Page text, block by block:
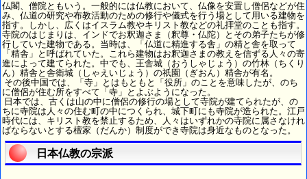
仏閣、僧院ともいう。一般的には仏教において、仏像を安置し僧侶などが住
み、仏道の研究や布教活動のための修行や儀式を行う場として用いる建物を
指す。しかし、広くはイスラム教やキリスト教などの礼拝堂のことも指す。
寺院のはじまりは、インドでお釈迦さま（釈尊・仏陀）とその弟子たちが修
行していた建物である。当時は、「仏道に精進する舎」の精と舎を取って
「精舎」と呼ばれていた。これら建物はお釈迦さまの教えを信ずる人々の寄
進によって建てられた。中でも、王舎城（おうしゃじょう）の竹林（ちくり
ん）精舎と舎衛城（しゃえいじょう）の祇園（ぎおん）精舎が有名。
その後中国では、「寺」とはもともと「役所」のことを意味したが、のち
に僧侶が住む所をすべて「寺」とよぶようになった。
日本では、古くは山の中に僧侶の修行の場として寺院が建てられたが、の
ちに寺院は人々の住む町の中につくられ、城下町にも寺院が造られた。江戸
時代には、キリスト教を禁止するため、人々はいずれかの寺院に属さなけれ
ばならないとする檀家（だんか）制度ができ寺院は身近なものとなった。
日本仏教の宗派